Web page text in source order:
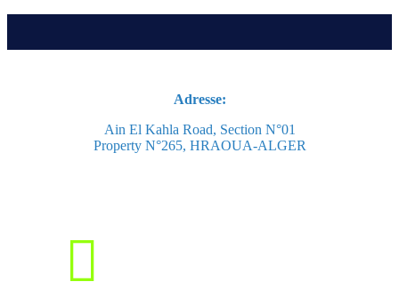
Adresse:
Ain El Kahla Road, Section N°01
Property N°265, HRAOUA-ALGER
